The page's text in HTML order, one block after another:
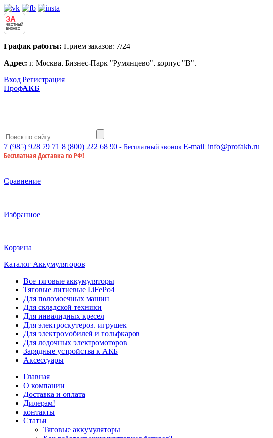
ЗА
ЧЕСТНЫЙ
БИЗНЕС
График работы: Приём заказов: 7/24
Адрес: г. Москва, Бизнес-Парк "Румянцево", корпус "В".
Вход Регистрация
ПрофАКБ
7 (985) 928 79 71 8 (800) 222 68 90 - Бесплатный звонок E-mail: info@profakb.ru
Бесплатная Доставка по РФ!
Сравнение
Избранное
Корзина
Каталог Аккумуляторов
Все тяговые аккумуляторы
Тяговые литиевые LiFePo4
Для поломоечных машин
Для складской техники
Для инвалидных кресел
Для электроскутеров, игрушек
Для электромобилей и гольфкаров
Для лодочных электромоторов
Зарядные устройства к АКБ
Аксессуары
Главная
О компании
Доставка и оплата
Дилерам!
контакты
Статьи
Тяговые аккумуляторы